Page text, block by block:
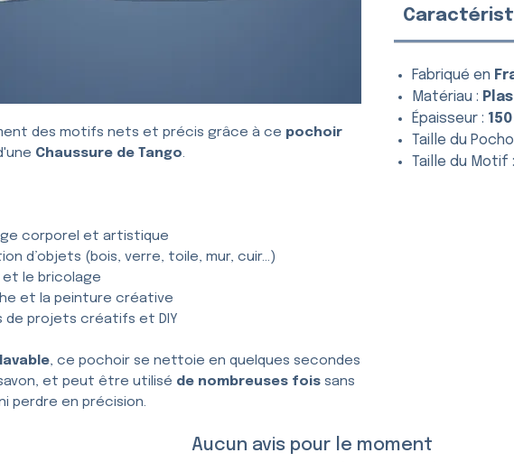
des motifs nets et précis grâce à ce pochoir
Chaussure de Tango.
corporel et artistique
d’objets (bois, verre, toile, mur, cuir…)
et le bricolage
et la peinture créative
de projets créatifs et DIY
lavable, ce pochoir se nettoie en quelques secondes
et peut être utilisé de nombreuses foissans
perdre en précision.
Fabriqué en
Matériau :
Épaisseur :
Taille du
Taille du Motif
Aucun avis pour le moment